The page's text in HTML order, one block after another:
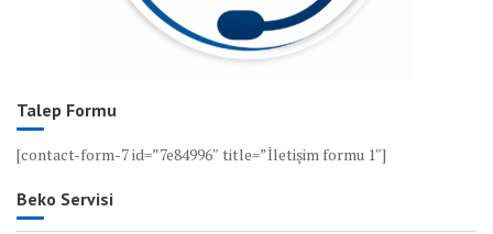
Talep Formu
[contact-form-7 id=”7e84996″ title=”İletişim formu 1″]
Beko Servisi